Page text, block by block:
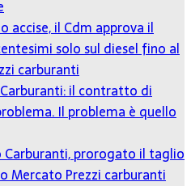
accise, il Cdm approva il
solo sul diesel fino al
carburanti
il contratto di
Il problema è quello
Carburanti, prorogato il taglio
Mercato Prezzi carburanti